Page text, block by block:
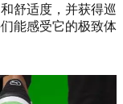
舒适度，并获得巡
能感受它的极致体